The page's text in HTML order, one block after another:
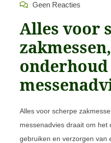
Geen Reacties
Alles voor
zakmessen,
Alles voor scherpe
messenadvies draait om het
gebruiken en verzorgen van